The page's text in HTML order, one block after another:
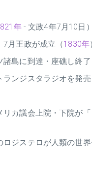
年- 文政4年7月10日）
月王政が成立（1830年
島に到達・座礁し終了
ンジスタラジオを発売
カ議会上院・下院が
ジステロが人類の世